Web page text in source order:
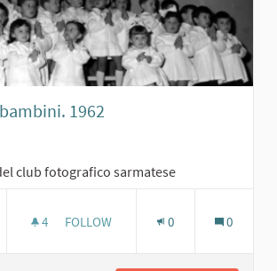
1962
club fotografico sarmatese
4 4 FOLLOWERS
FOLLOW 0 0